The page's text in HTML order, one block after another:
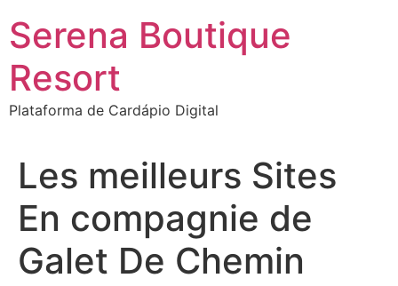
para
conteúdo
Serena Boutique
Resort
Plataforma de Cardápio Digital
Les meilleurs Sites
En compagnie de
Galet De Chemin